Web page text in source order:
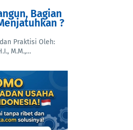
Bagian
?
Praktisi Oleh:
M.M.,…